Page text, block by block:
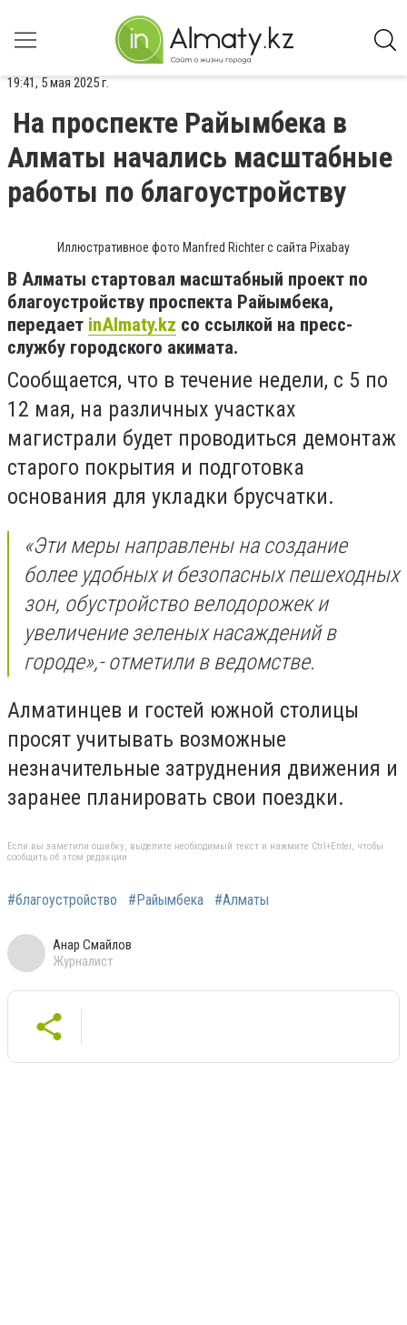
19:41, 5 мая 2025 г.
На проспекте Райымбека в
Алматы начались масштабные
работы по благоустройству
Иллюстративное фото Manfred Richter с сайта Pixabay
В Алматы стартовал масштабный проект по
благоустройству проспекта Райымбека,
передает inAlmaty.kz со ссылкой на пресс-
службу городского акимата.
Сообщается, что в течение недели, с 5 по
12 мая, на различных участках
магистрали будет проводиться демонтаж
старого покрытия и подготовка
основания для укладки брусчатки.
«Эти меры направлены на создание
более удобных и безопасных пешеходных
зон, обустройство велодорожек и
увеличение зеленых насаждений в
городе»,- отметили в ведомстве.
Алматинцев и гостей южной столицы
просят учитывать возможные
незначительные затруднения движения и
заранее планировать свои поездки.
Если вы заметили ошибку, выделите необходимый текст и нажмите Ctrl+Enter, чтобы
сообщить об этом редакции
#благоустройство #Райымбека #Алматы
Анар Смайлов
Журналист